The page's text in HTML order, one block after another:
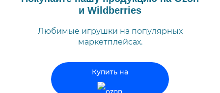
и Wildberries
Любимые игрушки на популярных
маркетплейсах.
Купить на